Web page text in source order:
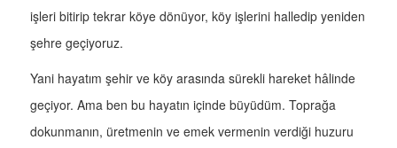
işleri bitirip tekrar köye dönüyor, köy işlerini halledip yeniden
şehre geçiyoruz.
Yani hayatım şehir ve köy arasında sürekli hareket hâlinde
geçiyor. Ama ben bu hayatın içinde büyüdüm. Toprağa
dokunmanın, üretmenin ve emek vermenin verdiği huzuru